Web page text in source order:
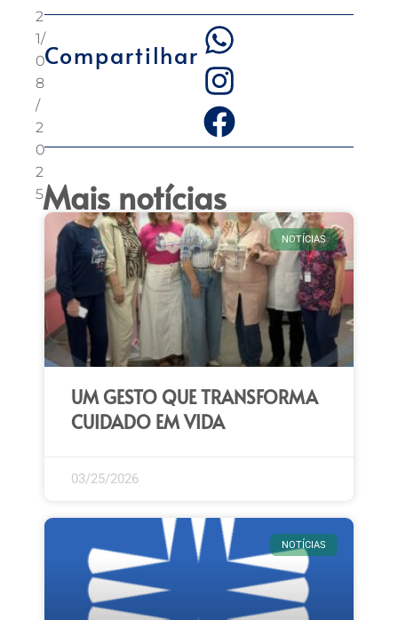
2
1/
0
8
/
2
0
2
5
Compartilhar
Mais notícias
NOTÍCIAS
UM GESTO QUE TRANSFORMA
CUIDADO EM VIDA
03/25/2026
NOTÍCIAS